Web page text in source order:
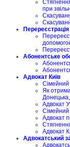
при
Абонентське
Адвокат Київ
Сімейний
Як
Адвокат
Сімейний
Адвокат
Адвокат
Адвокатський